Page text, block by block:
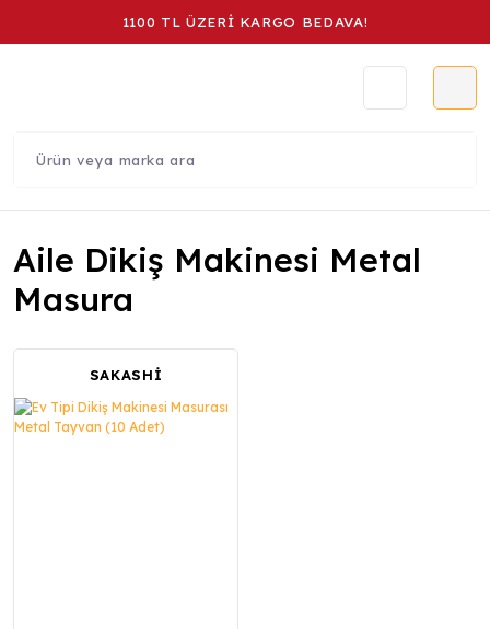
1100 TL ÜZERİ KARGO BEDAVA!
Aile Dikiş Makinesi Metal
Masura
SAKASHİ